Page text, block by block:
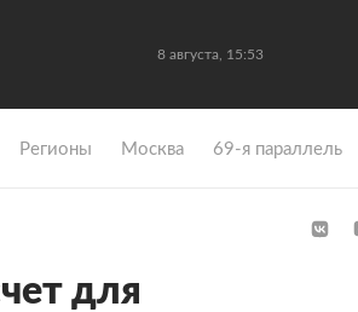
8 августа, 15:53
Регионы Москва 69-я параллель
для